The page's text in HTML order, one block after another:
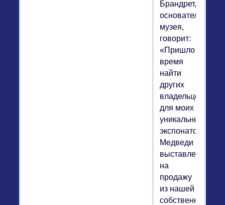
Брандрет,
основатель
музея,
говорит:
«Пришло
время
найти
других
владельцев
для моих
уникальных
экспонатов.
Медведи
выставленные
на
продажу
из нашей
собственной